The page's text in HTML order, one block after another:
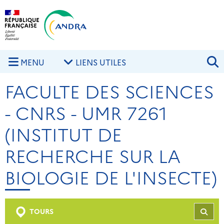
Aller au contenu principal
MENU LIENS UTILES
FACULTE DES SCIENCES
- CNRS - UMR 7261
(INSTITUT DE
RECHERCHE SUR LA
BIOLOGIE DE L'INSECTE)
TOURS